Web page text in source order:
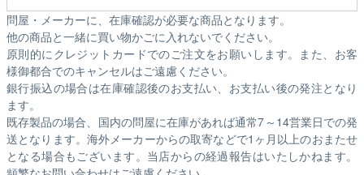
問屋・メーカーに、在庫確認が必要な商品となります。
他の商品と一緒に買い物かごに入れないでください。
原則的にクレジットカードでのご注文をお願いします。また、お客
様御都合でのキャンセルはご遠慮ください。
銀行振込の場合は在庫確認後のお支払い、お支払い後の発注となり
ます。
既存製品の場合、国内の問屋に在庫があれば通常7～14営業日での発
送となります。海外メーカーからの取寄などで1ヶ月以上のおまたせ
となる場合もございます。 当店からの経過報告はいたしかねます。